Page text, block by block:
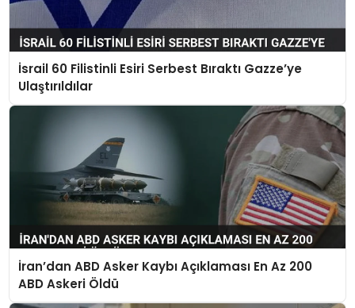
İsrail 60 Filistinli Esiri Serbest Bıraktı Gazze’ye
Ulaştırıldılar
İran’dan ABD Asker Kaybı Açıklaması En Az 200
ABD Askeri Öldü